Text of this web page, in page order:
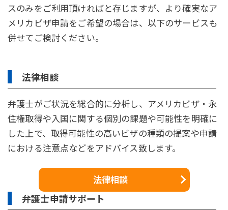
スのみをご利用頂ければと存じますが、より確実なア
メリカビザ申請をご希望の場合は、以下のサービスも
併せてご検討ください。
法律相談
弁護士がご状況を総合的に分析し、アメリカビザ・永
住権取得や入国に関する個別の課題や可能性を明確に
した上で、取得可能性の高いビザの種類の提案や申請
における注意点などをアドバイス致します。
法律相談
弁護士申請サポート